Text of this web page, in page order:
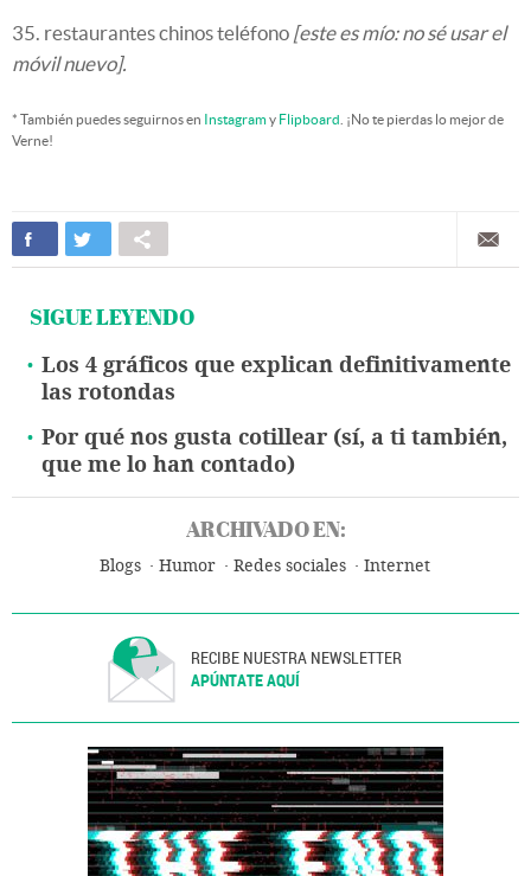
35. restaurantes chinos teléfono [este es mío: no sé usar el
móvil nuevo].
* También puedes seguirnos en Instagramy Flipboard . ¡No te pierdas lo mejor de
Verne!
SIGUE LEYENDO
Los 4 gráficos que explican definitivamente
las rotondas
Por qué nos gusta cotillear (sí, a ti también,
que me lo han contado)
ARCHIVADO EN:
Blogs Humor Redes sociales Internet
RECIBE NUESTRA NEWSLETTER
APÚNTATE AQUÍ